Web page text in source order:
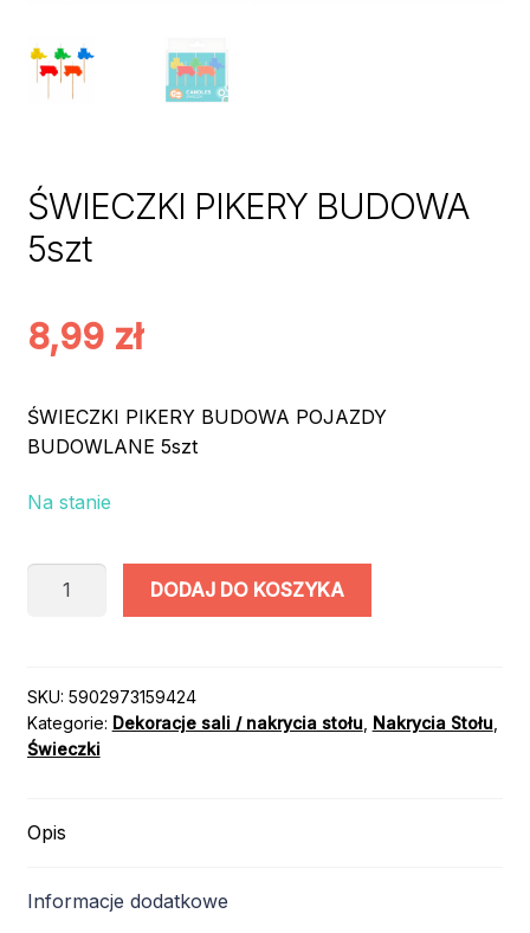
ŚWIECZKI PIKERY BUDOWA
5szt
8,99 zł
ŚWIECZKI PIKERY BUDOWA POJAZDY
BUDOWLANE 5szt
Na stanie
ilość
5szt
DODAJ DO KOSZYKA
SKU: 5902973159424
Kategorie: Dekoracje sali / nakrycia stołu, Nakrycia Stołu,
Świeczki
Opis
Informacje dodatkowe